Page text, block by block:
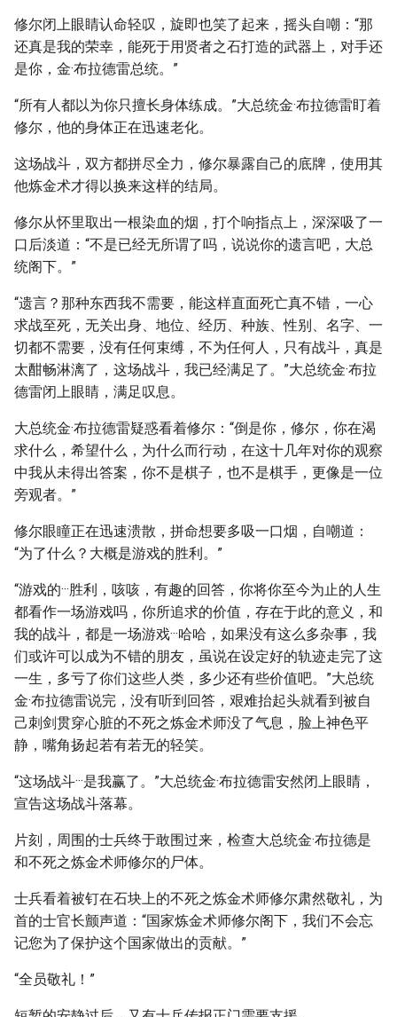
修尔闭上眼睛认命轻叹，旋即也笑了起来，摇头自嘲：“那
还真是我的荣幸，能死于用贤者之石打造的武器上，对手还
是你，金·布拉德雷总统。”
“所有人都以为你只擅长身体练成。”大总统金·布拉德雷盯着
修尔，他的身体正在迅速老化。
这场战斗，双方都拼尽全力，修尔暴露自己的底牌，使用其
他炼金术才得以换来这样的结局。
修尔从怀里取出一根染血的烟，打个响指点上，深深吸了一
口后淡道：“不是已经无所谓了吗，说说你的遗言吧，大总
统阁下。”
“遗言？那种东西我不需要，能这样直面死亡真不错，一心
求战至死，无关出身、地位、经历、种族、性别、名字、一
切都不需要，没有任何束缚，不为任何人，只有战斗，真是
太酣畅淋漓了，这场战斗，我已经满足了。”大总统金·布拉
德雷闭上眼睛，满足叹息。
大总统金·布拉德雷疑惑看着修尔：“倒是你，修尔，你在渴
求什么，希望什么，为什么而行动，在这十几年对你的观察
中我从未得出答案，你不是棋子，也不是棋手，更像是一位
旁观者。”
修尔眼瞳正在迅速溃散，拼命想要多吸一口烟，自嘲道：
“为了什么？大概是游戏的胜利。”
“游戏的···胜利，咳咳，有趣的回答，你将你至今为止的人生
都看作一场游戏吗，你所追求的价值，存在于此的意义，和
我的战斗，都是一场游戏···哈哈，如果没有这么多杂事，我
们或许可以成为不错的朋友，虽说在设定好的轨迹走完了这
一生，多亏了你们这些人类，多少还有些价值吧。”大总统
金·布拉德雷说完，没有听到回答，艰难抬起头就看到被自
己刺剑贯穿心脏的不死之炼金术师没了气息，脸上神色平
静，嘴角扬起若有若无的轻笑。
“这场战斗···是我赢了。”大总统金·布拉德雷安然闭上眼睛，
宣告这场战斗落幕。
片刻，周围的士兵终于敢围过来，检查大总统金·布拉德是
和不死之炼金术师修尔的尸体。
士兵看着被钉在石块上的不死之炼金术师修尔肃然敬礼，为
首的士官长颤声道：“国家炼金术师修尔阁下，我们不会忘
记您为了保护这个国家做出的贡献。”
“全员敬礼！”